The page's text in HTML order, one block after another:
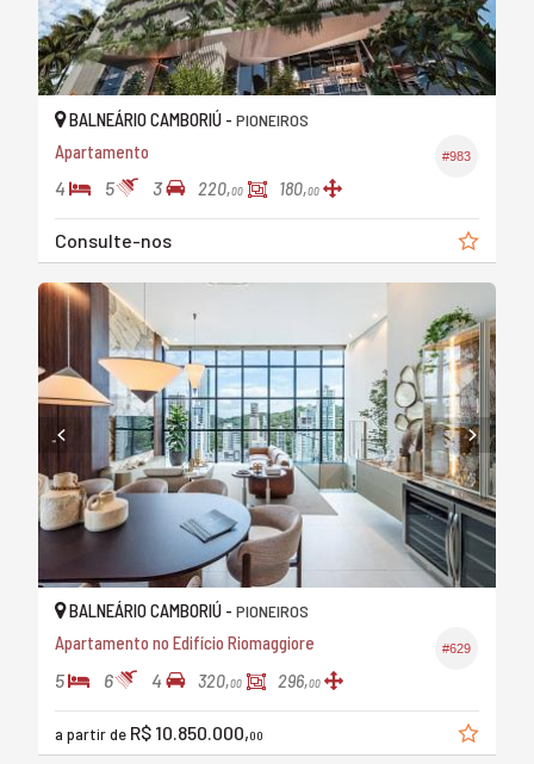
#983
BALNEÁRIO CAMBORIÚ - PIONEIROS
Apartamento
4 5 3 220,00 180,00
Consulte-nos
#629
BALNEÁRIO CAMBORIÚ - PIONEIROS
Apartamento no Edifício Riomaggiore
5 6 4 320,00 296,00
a partir de R$ 10.850.000,00